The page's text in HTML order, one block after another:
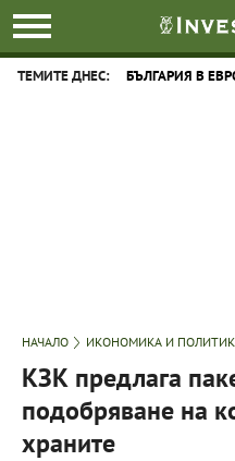
ТЕМИТЕ ДНЕС: БЪЛГАРИЯ В
НАЧАЛО ИКОНОМИКА И
КЗК предлага
подобряване на
храните